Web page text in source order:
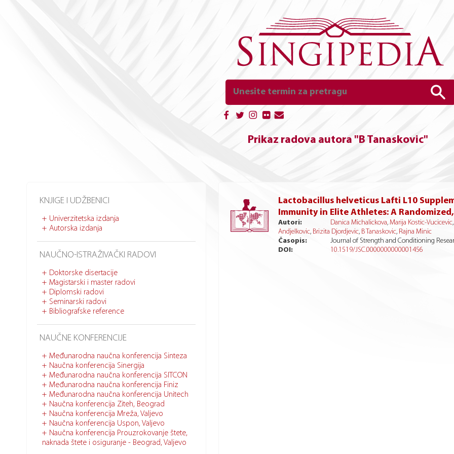
Prikaz radova autora "B Tanaskovic"
KNJIGE I UDŽBENICI
Univerzitetska izdanja
Autorska izdanja
NAUČNO-ISTRAŽIVAČKI RADOVI
Doktorske disertacije
Magistarski i master radovi
Diplomski radovi
Seminarski radovi
Bibliografske reference
NAUČNE KONFERENCIJE
Međunarodna naučna konferencija Sinteza
Naučna konferencija Sinergija
Međunarodna naučna konferencija SITCON
Međunarodna naučna konferencija Finiz
Međunarodna naučna konferencija Unitech
Naučna konferencija Ziteh, Beograd
Naučna konferencija Mreža, Valjevo
Naučna konferencija Uspon, Valjevo
Naučna konferencija Prouzrokovanje štete,
naknada štete i osiguranje - Beograd, Valjevo
Lactobacillus helveticus Lafti L10
Immunity in Elite Athletes: A
Autori: Danica Michalickova, Marija Kostic-Vucicevic
Andjelkovic, Brizita Djordjevic, B Tanaskovic, Rajna Minic
Časopis:
Journal of Strength and Conditioning
DOI:
10.1519/JSC.0000000000001456